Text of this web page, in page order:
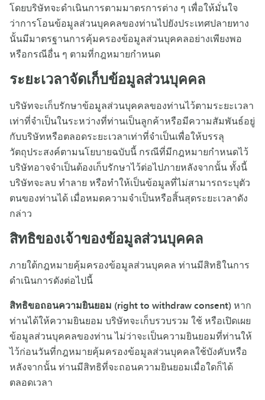
โดยบริษัทจะดำเนินการตามมาตรการต่าง ๆ เพื่อให้มั่นใจ
ว่าการโอนข้อมูลส่วนบุคคลของท่านไปยังประเทศปลายทาง
นั้นมีมาตรฐานการคุ้มครองข้อมูลส่วนบุคคลอย่างเพียงพอ
หรือกรณีอื่น ๆ ตามที่กฎหมายกำหนด
ระยะเวลาจัดเก็บข้อมูลส่วนบุคคล
บริษัทจะเก็บรักษาข้อมูลส่วนบุคคลของท่านไว้ตามระยะเวลา
เท่าที่จำเป็นในระหว่างที่ท่านเป็นลูกค้าหรือมีความสัมพันธ์อยู่
กับบริษัทหรือตลอดระยะเวลาเท่าที่จำเป็นเพื่อให้บรรลุ
วัตถุประสงค์ตามนโยบายฉบับนี้ กรณีที่มีกฎหมายกำหนดไว้
บริษัทอาจจำเป็นต้องเก็บรักษาไว้ต่อไปภายหลังจากนั้น ทั้งนี้
บริษัทจะลบ ทำลาย หรือทำให้เป็นข้อมูลที่ไม่สามารถระบุตัว
ตนของท่านได้ เมื่อหมดความจำเป็นหรือสิ้นสุดระยะเวลาดัง
กล่าว
สิทธิของเจ้าของข้อมูลส่วนบุคคล
ภายใต้กฎหมายคุ้มครองข้อมูลส่วนบุคคล ท่านมีสิทธิในการ
ดำเนินการดังต่อไปนี้
สิทธิขอถอนความยินยอม (right to withdraw consent)หาก
ท่านได้ให้ความยินยอม บริษัทจะเก็บรวบรวม ใช้ หรือเปิดเผย
ข้อมูลส่วนบุคคลของท่าน ไม่ว่าจะเป็นความยินยอมที่ท่านให้
ไว้ก่อนวันที่กฎหมายคุ้มครองข้อมูลส่วนบุคคลใช้บังคับหรือ
หลังจากนั้น ท่านมีสิทธิที่จะถอนความยินยอมเมื่อใดก็ได้
ตลอดเวลา